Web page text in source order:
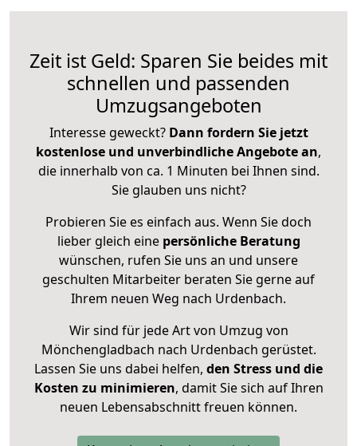
Zeit ist Geld: Sparen Sie beides mit
schnellen und passenden
Umzugsangeboten
Interesse geweckt? Dann fordern Sie jetzt
kostenlose und unverbindliche Angebote an,
die innerhalb von ca. 1 Minuten bei Ihnen sind.
Sie glauben uns nicht?
Probieren Sie es einfach aus. Wenn Sie doch
lieber gleich eine persönliche Beratung
wünschen, rufen Sie uns an und unsere
geschulten Mitarbeiter beraten Sie gerne auf
Ihrem neuen Weg nach Urdenbach.
Wir sind für jede Art von Umzug von
Mönchengladbach nach Urdenbach gerüstet.
Lassen Sie uns dabei helfen, den Stress und die
Kosten zu minimieren, damit Sie sich auf Ihren
neuen Lebensabschnitt freuen können.